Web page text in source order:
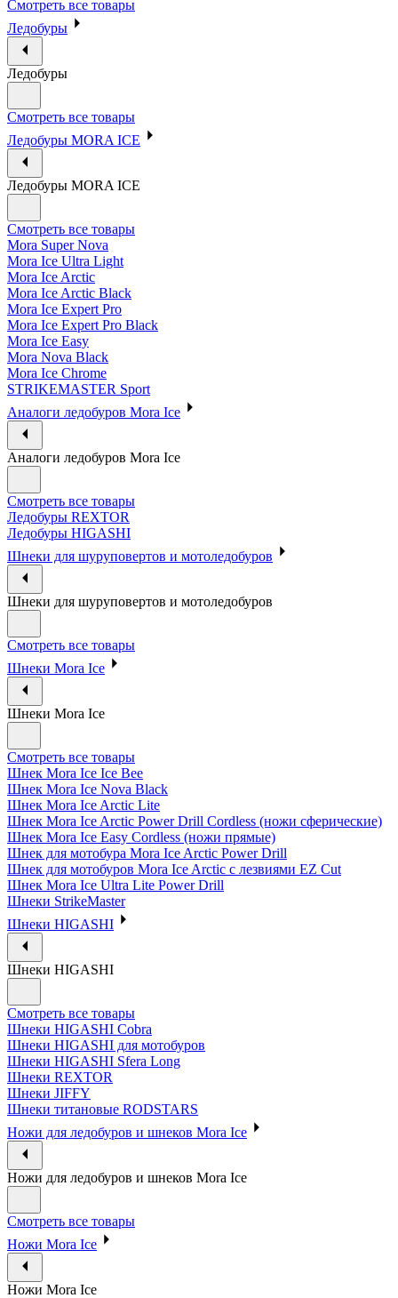
Смотреть все товары
Ледобуры
Ледобуры
Смотреть все товары
Ледобуры MORA ICE
Ледобуры MORA ICE
Смотреть все товары
Mora Super Nova
Mora Ice Ultra Light
Mora Ice Arctic
Mora Ice Arctic Black
Mora Ice Expert Pro
Mora Ice Expert Pro Black
Mora Ice Easy
Mora Nova Black
Mora Ice Chrome
STRIKEMASTER Sport
Аналоги ледобуров Mora Ice
Аналоги ледобуров Mora Ice
Смотреть все товары
Ледобуры REXTOR
Ледобуры HIGASHI
Шнеки для шуруповертов и мотоледобуров
Шнеки для шуруповертов и мотоледобуров
Смотреть все товары
Шнеки Mora Ice
Шнеки Mora Ice
Смотреть все товары
Шнек Mora Ice Ice Bee
Шнек Mora Ice Nova Black
Шнек Mora Ice Arctic Lite
Шнек Mora Ice Arctic Power Drill Cordless (ножи сферические)
Шнек Mora Ice Easy Cordless (ножи прямые)
Шнек для мотобура Mora Ice Arctic Power Drill
Шнек для мотобуров Mora Ice Arctic с лезвиями EZ Cut
Шнек Mora Ice Ultra Lite Power Drill
Шнеки StrikeMaster
Шнеки HIGASHI
Шнеки HIGASHI
Смотреть все товары
Шнеки HIGASHI Cobra
Шнеки HIGASHI для мотобуров
Шнеки HIGASHI Sfera Long
Шнеки REXTOR
Шнеки JIFFY
Шнеки титановые RODSTARS
Ножи для ледобуров и шнеков Mora Ice
Ножи для ледобуров и шнеков Mora Ice
Смотреть все товары
Ножи Mora Ice
Ножи Mora Ice